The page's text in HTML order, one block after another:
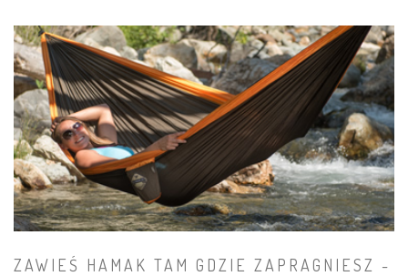
ZAWIEŚ HAMAK TAM GDZIE ZAPRAGNIESZ -